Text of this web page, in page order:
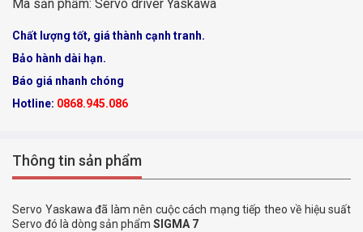
Mã sản phẩm: Servo driver Yaskawa
Chất lượng tốt, giá thành cạnh tranh.
Bảo hành dài hạn.
Báo giá nhanh chóng
Hotline: 0868.945.086
Thông tin sản phẩm
Servo Yaskawa đã làm nên cuộc cách mạng tiếp theo về hiệu suất
Servo đó là dòng sản phẩm SIGMA 7